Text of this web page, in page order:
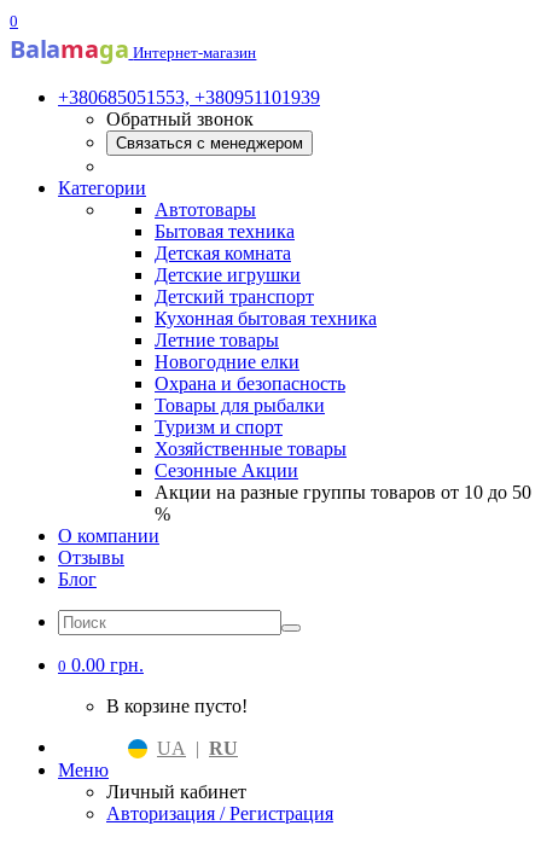
0
Balamaga Интернет-магазин
+380685051553, +380951101939
Обратный звонок
Связаться с менеджером
Категории
Автотовары
Бытовая техника
Детская комната
Детские игрушки
Детский транспорт
Кухонная бытовая техника
Летние товары
Новогодние елки
Охрана и безопасность
Товары для рыбалки
Туризм и спорт
Хозяйственные товары
Сезонные Акции
Акции на разные группы товаров от 10 до 50
%
О компании
Отзывы
Блог
0 0.00 грн.
В корзине пусто!
UA | RU
Меню
Личный кабинет
Авторизация / Регистрация